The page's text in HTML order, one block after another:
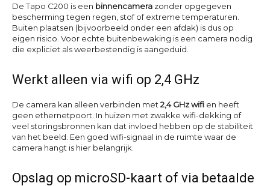
De Tapo C200 is een binnencamera zonder opgegeven
bescherming tegen regen, stof of extreme temperaturen.
Buiten plaatsen (bijvoorbeeld onder een afdak) is dus op
eigen risico. Voor echte buitenbewaking is een camera nodig
die expliciet als weerbestendig is aangeduid.
Werkt alleen via wifi op 2,4 GHz
De camera kan alleen verbinden met 2,4 GHz wifi en heeft
geen ethernetpoort. In huizen met zwakke wifi-dekking of
veel storingsbronnen kan dat invloed hebben op de stabiliteit
van het beeld. Een goed wifi-signaal in de ruimte waar de
camera hangt is hier belangrijk.
Opslag op microSD-kaart of via betaalde